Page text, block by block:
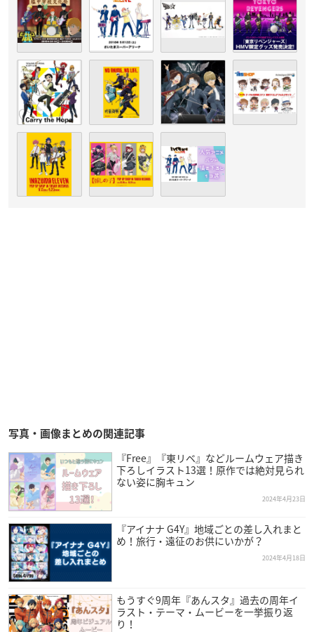
写真・画像まとめの関連記事
『Free』『東リベ』などルームウェア描き
下ろしイラスト13選！原作では絶対見られ
ない姿に胸キュン
2024年4月23日
『アイナナ G4Y』地域ごとの差し入れまと
め！旅行・遠征のお供にいかが？
2024年4月18日
もうすぐ9周年『あんスタ』過去の周年イ
ラスト・テーマ・ムービーを一挙振り返
り！